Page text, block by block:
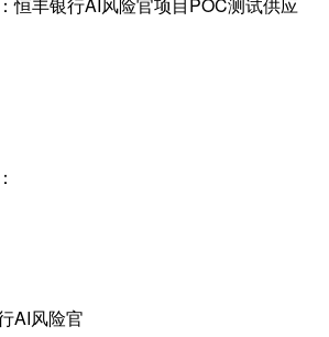
AI风险官